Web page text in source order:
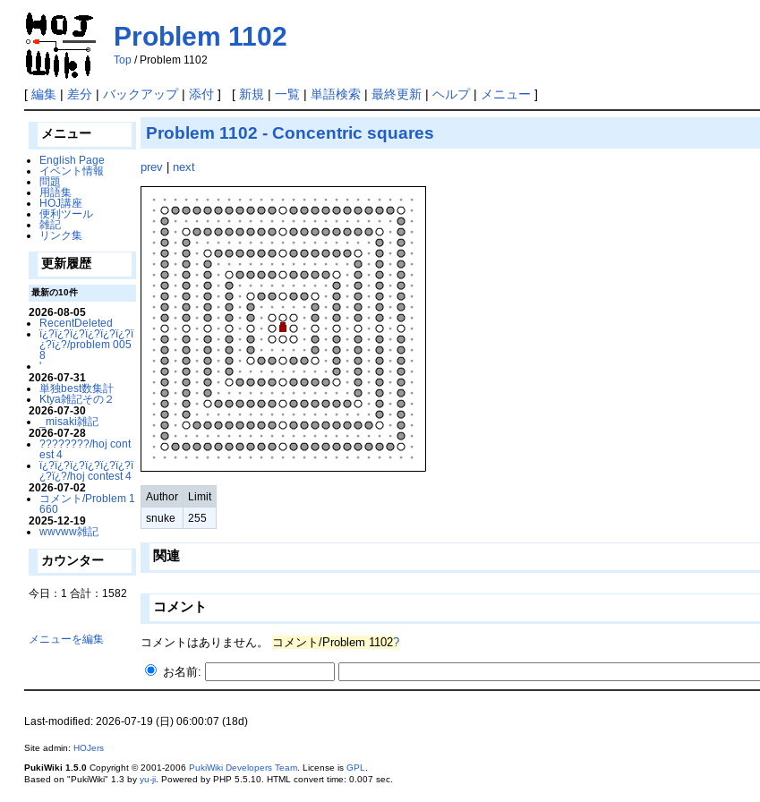
Problem 1102
Top/ Problem 1102
[ 編集| 差分| バックアップ| 添付 ] [ 新規 | 一覧| 単語検索| 最終更新| ヘルプ| メニュー ]
メニュー
English Page
イベント情報
問題
用語集
HOJ講座
便利ツール
雑記
リンク集
更新履歴
最新の10件
2026-08-05
RecentDeleted
ï¿?ï¿?ï¿?ï¿?ï¿?ï¿?ï
¿?ï¿?/problem 005
8
'
2026-07-31
単独best数集計
Ktya雑記その２
2026-07-30
_misaki雑記
2026-07-28
????????/hoj cont
est 4
ï¿?ï¿?ï¿?ï¿?ï¿?ï¿?ï
¿?ï¿?/hoj contest 4
2026-07-02
コメント/Problem 1
660
2025-12-19
wwvww雑記
カウンター
今日：1 合計：1582
メニューを編集
Problem 1102 - Concentric squares
prev| next
Author
Limit
snuke
255
関連
コメント
コメントはありません。 コメント/Problem 1102?
お名前:
Last-modified: 2026-07-19 (日) 06:00:07 (18d)
Site admin: HOJers
PukiWiki 1.5.0Copyright © 2001-2006 PukiWiki Developers Team. License is GPL
Based on "PukiWiki" 1.3 by yu-ji. Powered by PHP 5.5.10. HTML convert time: 0.007 sec.